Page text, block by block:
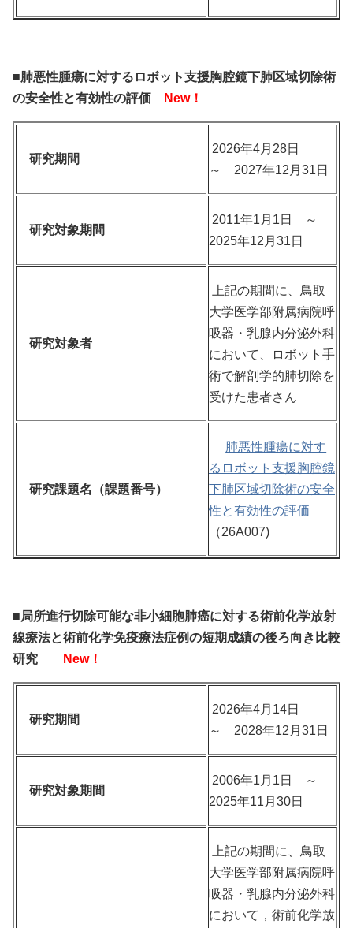
■肺悪性腫瘍に対するロボット支援胸腔鏡下肺区域切除術
の安全性と有効性の評価
New！
研究期間
2026年4月28日
～ 2027年12月31日
研究対象期間
2011年1月1日 ～
2025年12月31日
研究対象者
上記の期間に、鳥取
大学医学部附属病院呼
吸器・乳腺内分泌外科
において、ロボット手
術で解剖学的肺切除を
受けた患者さん
研究課題名（課題番号）
肺悪性腫瘍に対す
るロボット支援胸腔鏡
下肺区域切除術の安全
性と有効性の評価
（26A007)
■局所進行切除可能な非小細胞肺癌に対する術前化学放射
線療法と術前化学免疫療法症例の短期成績の後ろ向き比較
研究
New！
研究期間
2026年4月14日
～ 2028年12月31日
研究対象期間
2006年1月1日 ～
2025年11月30日
上記の期間に、鳥取
大学医学部附属病院呼
吸器・乳腺内分泌外科
において，術前化学放